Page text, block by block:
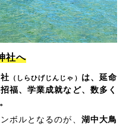
社へ
（しらひげじんじゃ）
は、延命
福、学業成就など、数多く
ボルとなるのが、 湖中大鳥